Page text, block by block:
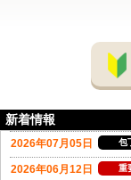
新着情報